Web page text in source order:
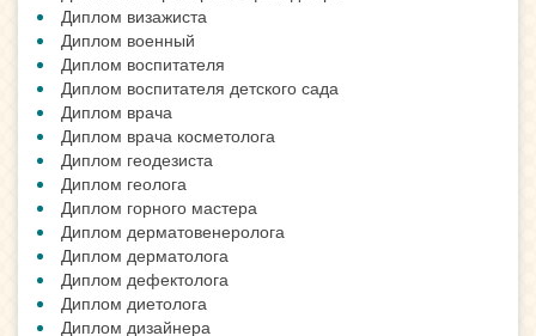
Диплом визажиста
Диплом военный
Диплом воспитателя
Диплом воспитателя детского сада
Диплом врача
Диплом врача косметолога
Диплом геодезиста
Диплом геолога
Диплом горного мастера
Диплом дерматовенеролога
Диплом дерматолога
Диплом дефектолога
Диплом диетолога
Диплом дизайнера